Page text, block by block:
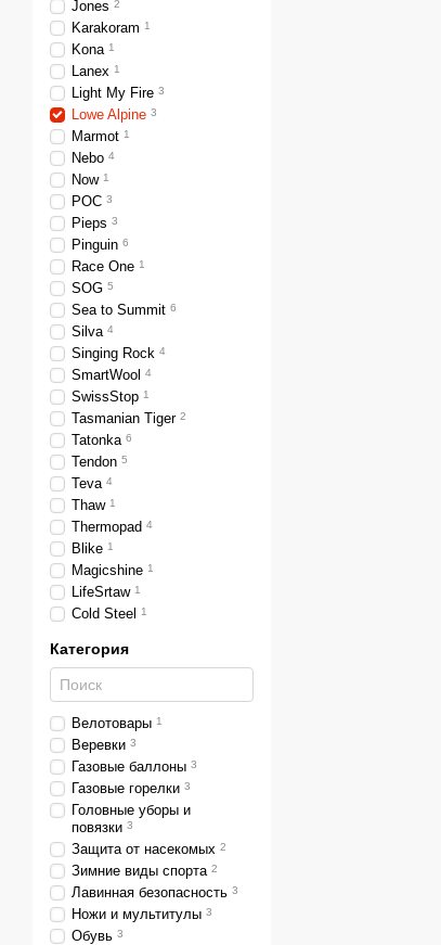
Jones 2
Karakoram 1
Kona 1
Lanex 1
Light My Fire 3
Lowe Alpine 3
Marmot 1
Nebo 4
Now 1
POC 3
Pieps 3
Pinguin 6
Race One 1
SOG 5
Sea to Summit 6
Silva 4
Singing Rock 4
SmartWool 4
SwissStop 1
Tasmanian Tiger 2
Tatonka 6
Tendon 5
Teva 4
Thaw 1
Thermopad 4
Blike 1
Magicshine 1
LifeSrtaw 1
Cold Steel 1
Категория
Велотовары 1
Веревки 3
Газовые баллоны 3
Газовые горелки 3
Головные уборы и
повязки 3
Защита от насекомых 2
Зимние виды спорта 2
Лавинная безопасность 3
Ножи и мультитулы 3
Обувь 3